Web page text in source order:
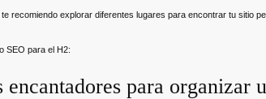
te recomiendo explorar diferentes lugares para encontrar tu sitio
SEO para el H2:
encantadores para organizar